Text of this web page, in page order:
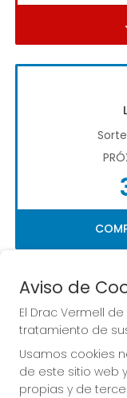
Imagen anterior
Aviso de
El Drac Vermell
tratamiento de
Usamos cookies
de este sitio web
propias y de